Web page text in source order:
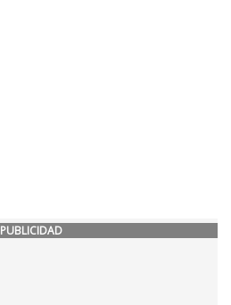
PUBLICIDAD